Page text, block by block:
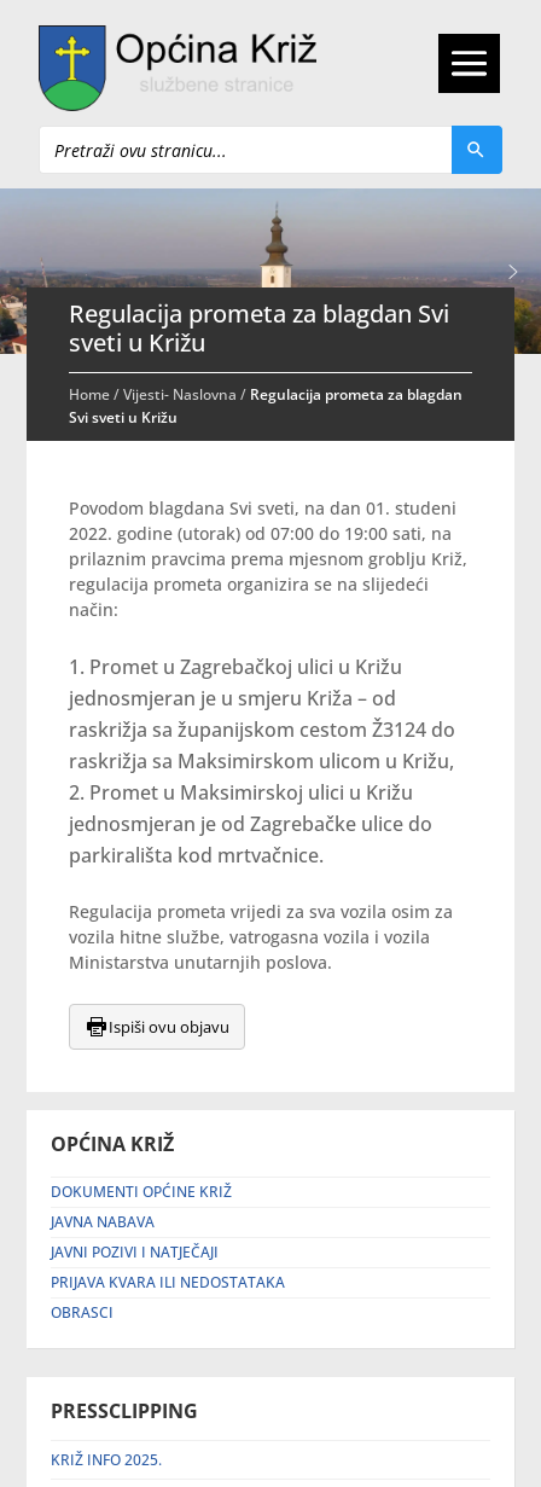
Pretraži
OPĆINA KRIŽ
DOKUMENTI OPĆINE KRIŽ
JAVNA NABAVA
JAVNI POZIVI I NATJEČAJI
PRIJAVA KVARA ILI NEDOSTATAKA
OBRASCI
PRESSCLIPPING
KRIŽ INFO 2025.
Regulacija prometa za blagdan Svi
sveti u Križu
Home/Vijesti- Naslovna / Regulacija prometa za blagdan
Svi sveti u Križu
Povodom blagdana Svi sveti, na dan 01. studeni
2022. godine (utorak) od 07:00 do 19:00 sati, na
prilaznim pravcima prema mjesnom groblju Križ,
regulacija prometa organizira se na slijedeći
način:
Promet u Zagrebačkoj ulici u Križu
jednosmjeran je u smjeru Križa – od
raskrižja sa županijskom cestom Ž3124 do
raskrižja sa Maksimirskom ulicom u Križu,
Promet u Maksimirskoj ulici u Križu
jednosmjeran je od Zagrebačke ulice do
parkirališta kod mrtvačnice.
Regulacija prometa vrijedi za sva vozila osim za
vozila hitne službe, vatrogasna vozila i vozila
Ministarstva unutarnjih poslova.
Ispiši ovu objavu